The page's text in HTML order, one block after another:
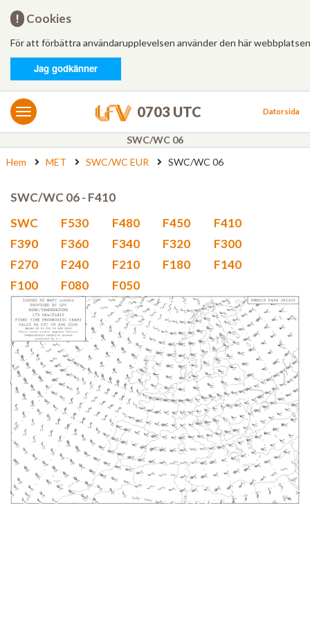
! Cookies
För att förbättra användarupplevelsen använder den här
Jag godkänner
0703 UTC Datorsida
SWC/WC 06
Hem
MET SWC/WC EUR SWC/WC 06
SWC/WC 06 - F410
SWC
F530 F480 F450
F410
F390
F360 F340 F320
F300
F270
F240 F210 F180
F140
F100
F080 F050
Hem
Logga in
MET/AIS
MET
AIS
Bulletiner
FÄRDPLANERING
Ny
Från mall
Besvarade
Obesvarade
Arkiverade
Länkar
HJÄLP
Om AROWeb
Kontakta oss
Användarmanual